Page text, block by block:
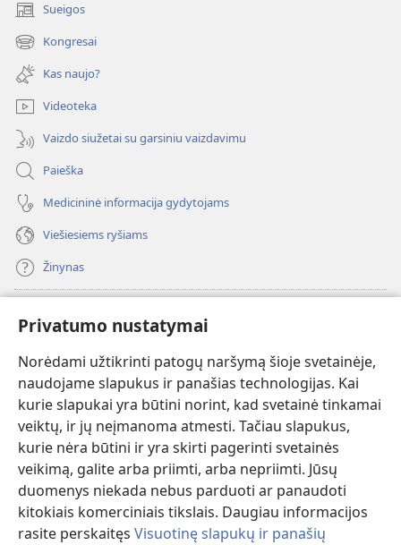
Privatumo nustatymai
Norėdami užtikrinti patogų naršymą šioje svetainėje,
naudojame slapukus ir panašias technologijas. Kai
kurie slapukai yra būtini norint, kad svetainė tinkamai
veiktų, ir jų neįmanoma atmesti. Tačiau slapukus,
kurie nėra būtini ir yra skirti pagerinti svetainės
veikimą, galite arba priimti, arba nepriimti. Jūsų
duomenys niekada nebus parduoti ar panaudoti
kitokiais komerciniais tikslais. Daugiau informacijos
rasite perskaitęs Visuotinę slapukų ir panašių
Sueigos
(atsiveria
naujas
langas)
Kongresai
(atsiveria
naujas
langas)
Kas naujo?
Videoteka
Vaizdo siužetai su garsiniu vaizdavimu
Paieška
Medicininė informacija gydytojams
Viešiesiems ryšiams
Žinynas
(atsiveria
naujas
langas)Sargybos bokšto INTERNETINĖ BIBLIOTEKA
(atsiveria
naujas
langas)JW Hub ®
(atsiveria
naujas
langas)JW Library
Watchtower Library